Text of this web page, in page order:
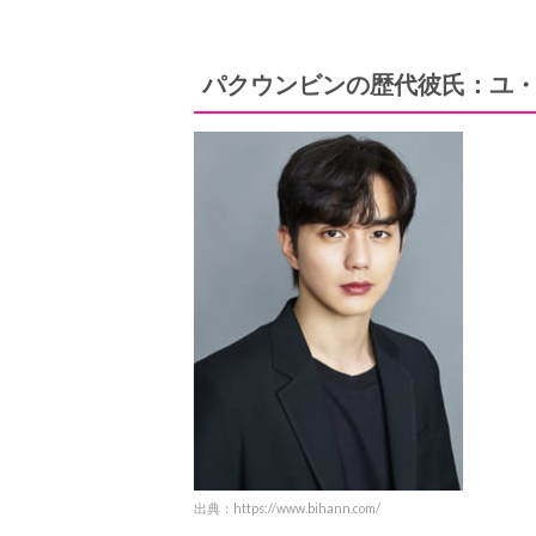
パクウンビンの歴代彼氏：ユ
出典：https://www.bihann.com/